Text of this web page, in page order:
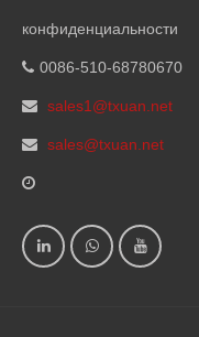
конфиденциальности
0086-510-68780670
sales1@txuan.net
sales@txuan.net